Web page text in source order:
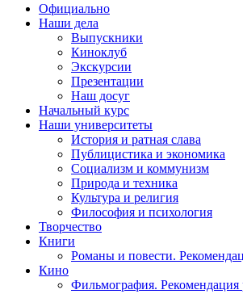
Официально
Наши дела
Выпускники
Киноклуб
Экскурсии
Презентации
Наш досуг
Начальный курс
Наши университеты
История и ратная слава
Публицистика и экономика
Социализм и коммунизм
Природа и техника
Культура и религия
Философия и психология
Творчество
Книги
Романы и повести.
Кино
Фильмография. Рекомендация